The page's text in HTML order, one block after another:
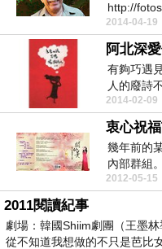
http://
2014-04-19
有夠巧遇
人的廢詩
有夠...
2014-02-09
幾年前的
內部群組
的觀點與
2012-05-15
2011閱讀紀事
劇場：韓國Shiim劇團（王墨
從不知道我想做的不只是芭比